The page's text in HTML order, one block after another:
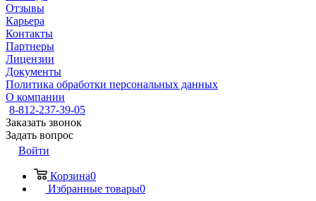
Отзывы
Карьера
Контакты
Партнеры
Лицензии
Документы
Политика обработки персональных данных
О компании
8-812-237-39-05
Заказать звонок
Задать вопрос
Войти
Корзина0
Избранные товары0